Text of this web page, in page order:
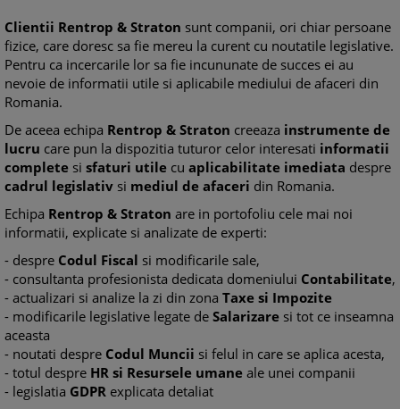
Clientii Rentrop & Straton sunt companii, ori chiar persoane
fizice, care doresc sa fie mereu la curent cu noutatile legislative.
Pentru ca incercarile lor sa fie incununate de succes ei au
nevoie de informatii utile si aplicabile mediului de afaceri din
Romania.
De aceea echipa Rentrop & Straton creeaza instrumente de
lucru care pun la dispozitia tuturor celor interesati informatii
complete si sfaturi utile cu aplicabilitate imediata despre
cadrul legislativ si mediul de afaceri din Romania.
Echipa Rentrop & Straton are in portofoliu cele mai noi
informatii, explicate si analizate de experti:
- despre Codul Fiscal si modificarile sale,
- consultanta profesionista dedicata domeniului Contabilitate,
- actualizari si analize la zi din zona Taxe si Impozite
- modificarile legislative legate de Salarizare si tot ce inseamna
aceasta
- noutati despre Codul Muncii si felul in care se aplica acesta,
- totul despre HR si Resursele umane ale unei companii
- legislatia GDPR explicata detaliat